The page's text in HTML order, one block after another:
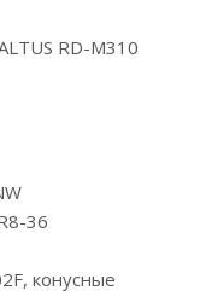
RD-M310
36
конусные